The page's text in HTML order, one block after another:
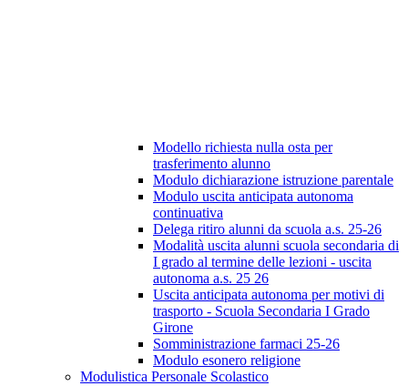
Modello richiesta nulla osta per
trasferimento alunno
Modulo dichiarazione istruzione parentale
Modulo uscita anticipata autonoma
continuativa
Delega ritiro alunni da scuola a.s. 25-26
Modalità uscita alunni scuola secondaria di
I grado al termine delle lezioni - uscita
autonoma a.s. 25 26
Uscita anticipata autonoma per motivi di
trasporto - Scuola Secondaria I Grado
Girone
Somministrazione farmaci 25-26
Modulo esonero religione
Modulistica Personale Scolastico